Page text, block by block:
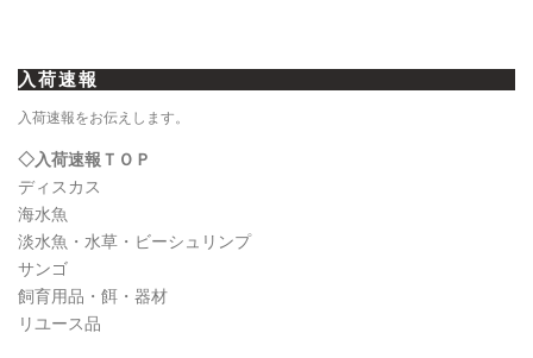
入荷速報
入荷速報をお伝えします。
◇入荷速報ＴＯＰ
ディスカス
海水魚
淡水魚・水草・ビーシュリンプ
サンゴ
飼育用品・餌・器材
リユース品